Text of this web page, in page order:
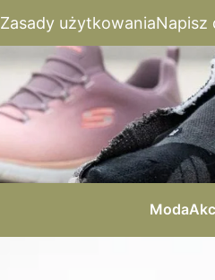
Zasady użytkowaniaNapisz
Moda